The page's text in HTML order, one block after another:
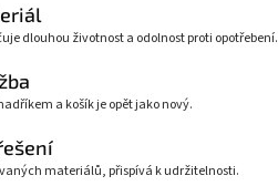
dlouhou životnost a odolnost proti opotřebení.
a košík je opět jako nový.
materiálů, přispívá k udržitelnosti.